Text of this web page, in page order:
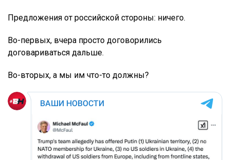
Предложения от российской стороны: ничего.
Во-первых, вчера просто договорились
договариваться дальше.
Во-вторых, а мы им что-то должны?